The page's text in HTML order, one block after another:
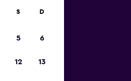
S D
5 6
12 13